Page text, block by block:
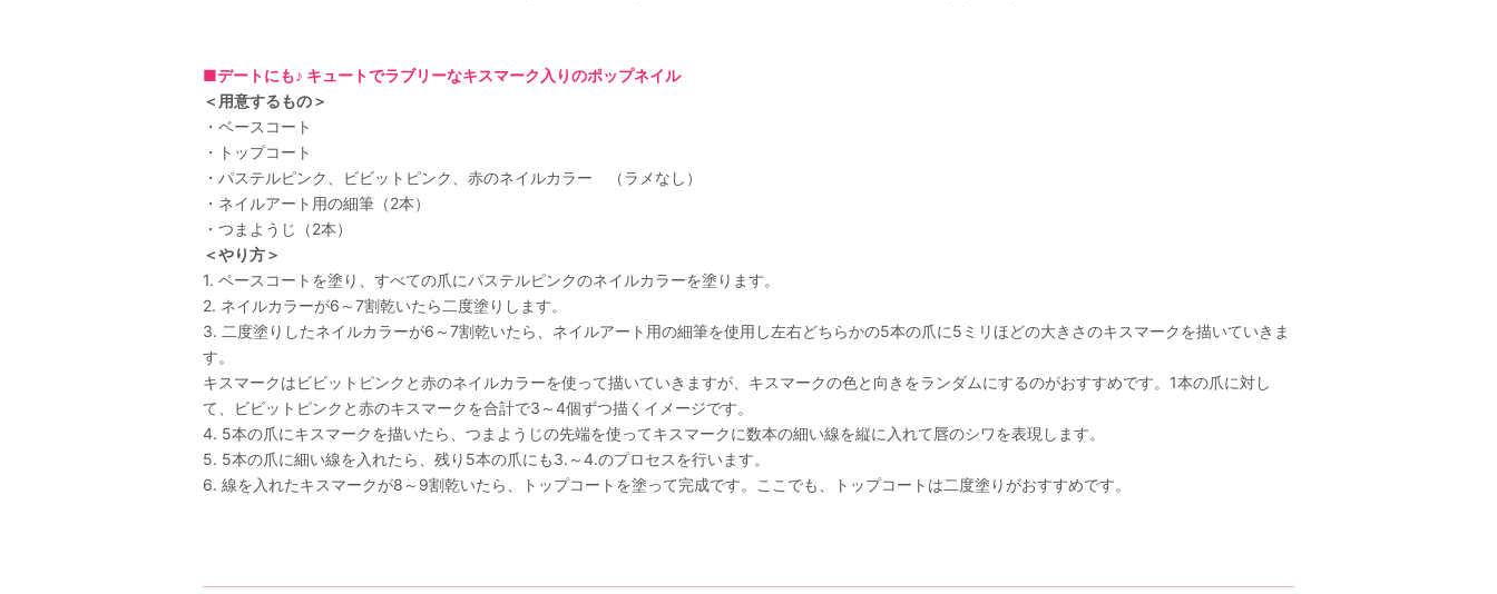
■デートにも♪ キュートでラブリーなキスマーク入りのポップネイル
＜用意するもの＞
・ベースコート
・トップコート
・パステルピンク、ビビットピンク、赤のネイルカラー （ラメなし）
・ネイルアート用の細筆（2本）
・つまようじ（2本）
＜やり方＞
1. ベースコートを塗り、すべての爪にパステルピンクのネイルカラーを塗ります。
2. ネイルカラーが6～7割乾いたら二度塗りします。
3. 二度塗りしたネイルカラーが6～7割乾いたら、ネイルアート用の細筆を使用し左右どちらかの5本の爪に5ミリほどの大きさのキスマークを描いていきま
す。
キスマークはビビットピンクと赤のネイルカラーを使って描いていきますが、キスマークの色と向きをランダムにするのがおすすめです。1本の爪に対し
て、ビビットピンクと赤のキスマークを合計で3～4個ずつ描くイメージです。
4. 5本の爪にキスマークを描いたら、つまようじの先端を使ってキスマークに数本の細い線を縦に入れて唇のシワを表現します。
5. 5本の爪に細い線を入れたら、残り5本の爪にも3.～4.のプロセスを行います。
6. 線を入れたキスマークが8～9割乾いたら、トップコートを塗って完成です。ここでも、トップコートは二度塗りがおすすめです。